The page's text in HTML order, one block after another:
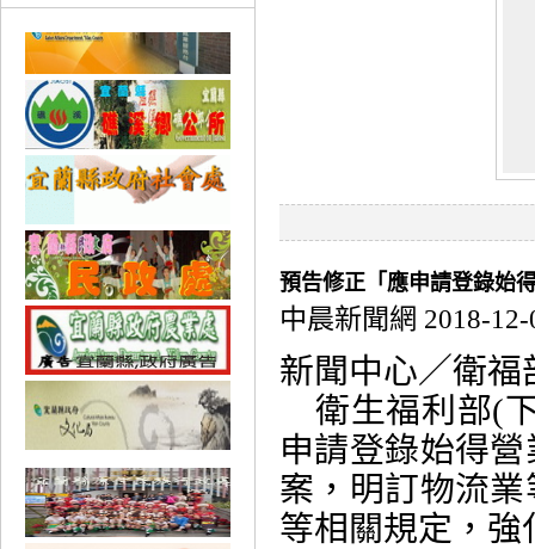
預告修正「應申請登錄始
中晨新聞網 2018-12-
新聞中心／衛福
衛生福利部(
申請登錄始得
案，明訂物流
等相關規定，